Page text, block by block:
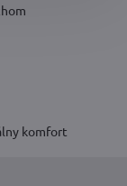
komfort